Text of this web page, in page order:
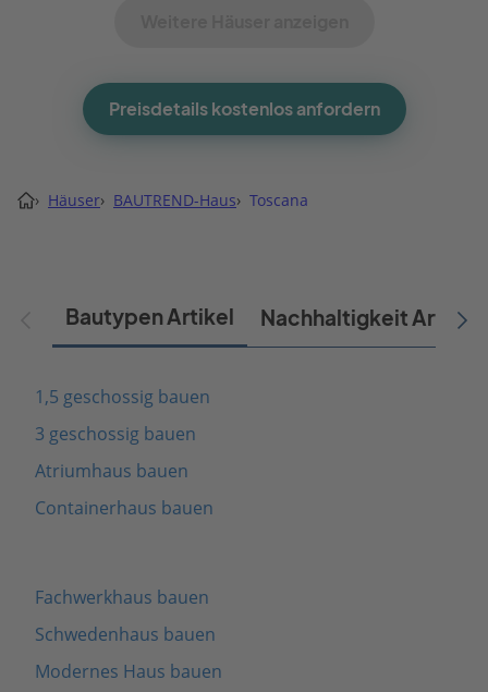
Preisdetails kostenlos anfordern
› Häuser› BAUTREND-Haus› Toscana
Bautypen Artikel Nachhaltigkeit Artikel
1,5 geschossig bauen
3 geschossig bauen
Atriumhaus bauen
Containerhaus bauen
Fachwerkhaus bauen
Schwedenhaus bauen
Modernes Haus bauen